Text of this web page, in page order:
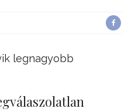
legnagyobb